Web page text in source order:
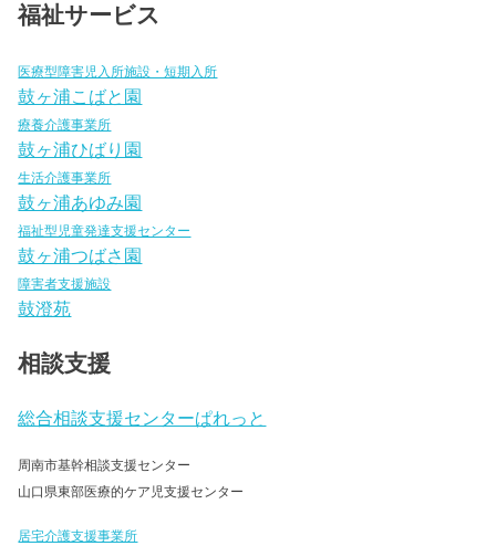
福祉サービス
医療型障害児入所施設・短期入所
鼓ヶ浦こばと園
療養介護事業所
鼓ヶ浦ひばり園
生活介護事業所
鼓ヶ浦あゆみ園
福祉型児童発達支援センター
鼓ヶ浦つばさ園
障害者支援施設
鼓澄苑
相談支援
総合相談支援センターぱれっと
周南市基幹相談支援センター
山口県東部医療的ケア児支援センター
居宅介護支援事業所